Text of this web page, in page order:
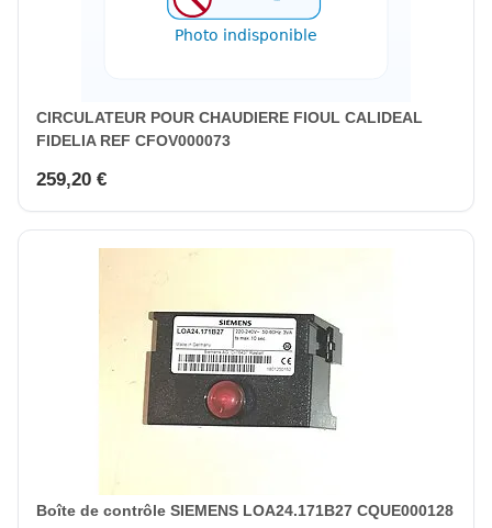
CIRCULATEUR POUR CHAUDIERE FIOUL CALIDEAL
FIDELIA REF CFOV000073
259,20 €
Boîte de contrôle SIEMENS LOA24.171B27 CQUE000128